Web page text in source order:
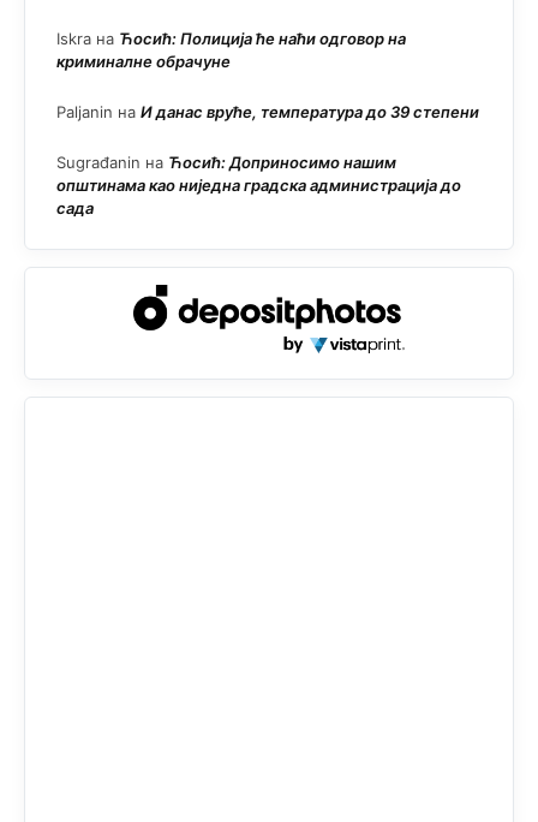
Iskra на Ћосић: Полиција ће наћи одговор на
криминалне обрачуне
Paljanin на И данас вруће, температура до 39 степени
Sugrađanin на Ћосић: Доприносимо нашим
општинама као ниједна градска администрација до
сада